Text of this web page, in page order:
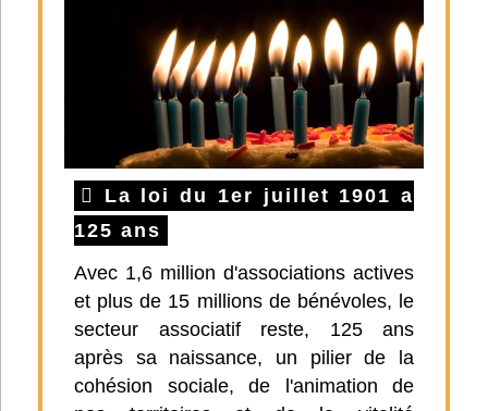
La loi du 1er juillet 1901 a
125 ans
Avec 1,6 million d'associations actives
et plus de 15 millions de bénévoles, le
secteur associatif reste, 125 ans
après sa naissance, un pilier de la
cohésion sociale, de l'animation de